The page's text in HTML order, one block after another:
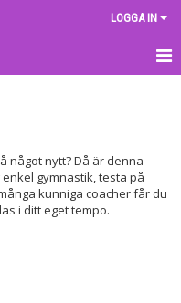
LOGGA IN
något nytt? Då är denna
gymnastik, testa på
kunniga coacher får du
i ditt eget tempo.